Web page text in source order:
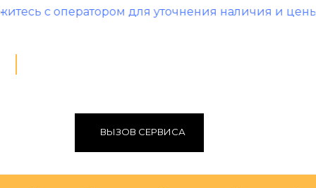
для уточнения наличия и цены!
ВЫЗОВ СЕРВИСА